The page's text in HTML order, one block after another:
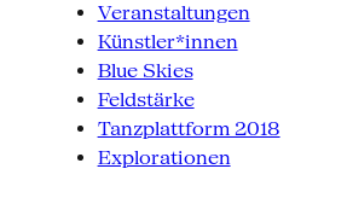
Veranstaltungen
Künstler*innen
Blue Skies
Feldstärke
Tanzplattform 2018
Explorationen